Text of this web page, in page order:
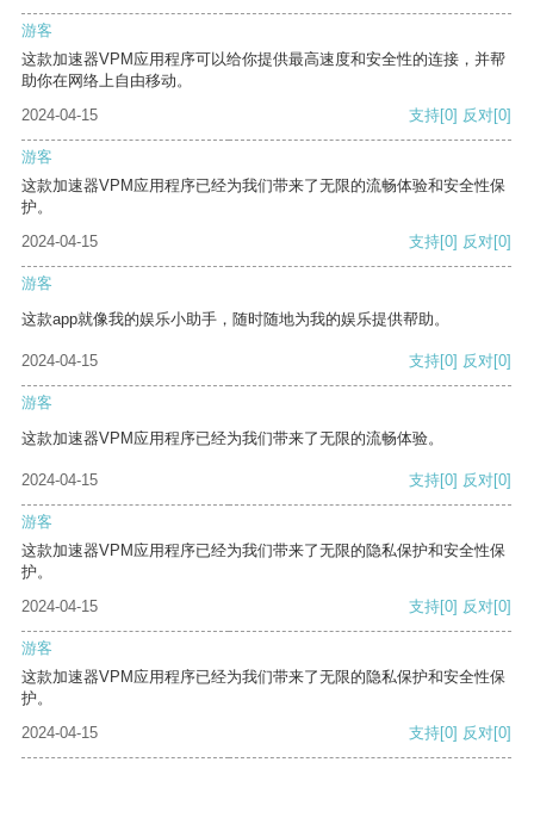
游客
这款加速器VPM应用程序可以给你提供最高速度和安全性的连接，并帮
助你在网络上自由移动。
2024-04-15
支持[0] 反对[0]
游客
这款加速器VPM应用程序已经为我们带来了无限的流畅体验和安全性保
护。
2024-04-15
支持[0] 反对[0]
游客
这款app就像我的娱乐小助手，随时随地为我的娱乐提供帮助。
2024-04-15 支持[0] 反对[0]
游客
这款加速器VPM应用程序已经为我们带来了无限的流畅体验。
2024-04-15 支持[0] 反对[0]
游客
这款加速器VPM应用程序已经为我们带来了无限的隐私保护和安全性保
护。
2024-04-15
支持[0] 反对[0]
游客
这款加速器VPM应用程序已经为我们带来了无限的隐私保护和安全性保
护。
2024-04-15
支持[0] 反对[0]